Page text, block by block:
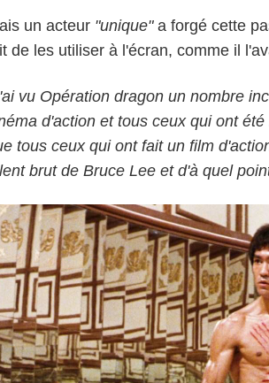
un acteur "unique"a forgé cette
de les utiliser à l'écran, comme il
vu Opération dragon un nombre
d'action et tous ceux qui ont
tous ceux qui ont fait un film
brut de Bruce Lee et d'à quel